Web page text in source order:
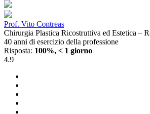
Prof. Vito Contreas
Chirurgia Plastica Ricostruttiva ed Estetica –
40 anni di esercizio della professione
Risposta: 100%, < 1 giorno
4.9